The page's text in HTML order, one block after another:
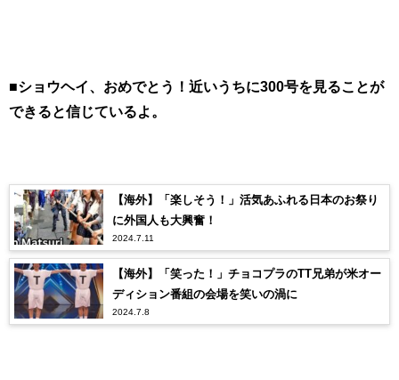
■ショウヘイ、おめでとう！近いうちに300号を見ることが
できると信じているよ。
【海外】「楽しそう！」活気あふれる日本のお祭り
に外国人も大興奮！
2024.7.11
【海外】「笑った！」チョコプラのTT兄弟が米オー
ディション番組の会場を笑いの渦に
2024.7.8